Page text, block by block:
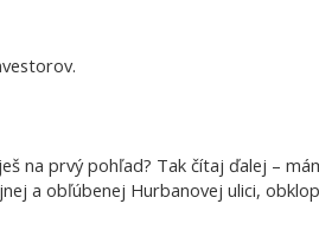
na prvý pohľad? Tak čítaj ďalej –
a obľúbenej Hurbanovej ulici,